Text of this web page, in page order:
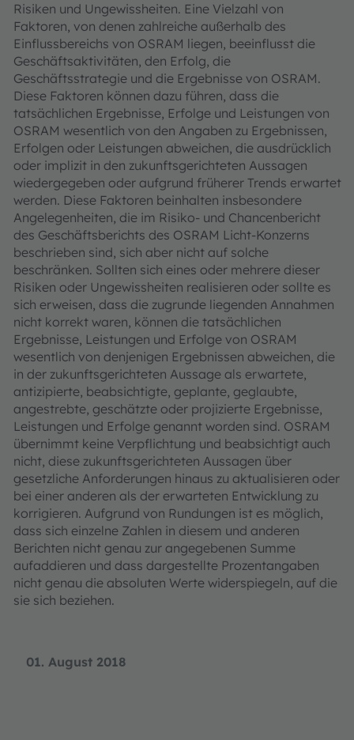
01. August 2018
Risiken und Ungewissheiten. Eine Vielzahl von
Faktoren, von denen zahlreiche außerhalb des
Einflussbereichs von OSRAM liegen, beeinflusst die
Geschäftsaktivitäten, den Erfolg, die
Geschäftsstrategie und die Ergebnisse von OSRAM.
Diese Faktoren können dazu führen, dass die
tatsächlichen Ergebnisse, Erfolge und Leistungen von
OSRAM wesentlich von den Angaben zu Ergebnissen,
Erfolgen oder Leistungen abweichen, die ausdrücklich
oder implizit in den zukunftsgerichteten Aussagen
wiedergegeben oder aufgrund früherer Trends erwartet
werden. Diese Faktoren beinhalten insbesondere
Angelegenheiten, die im Risiko- und Chancenbericht
des Geschäftsberichts des OSRAM Licht-Konzerns
beschrieben sind, sich aber nicht auf solche
beschränken. Sollten sich eines oder mehrere dieser
Risiken oder Ungewissheiten realisieren oder sollte es
sich erweisen, dass die zugrunde liegenden Annahmen
nicht korrekt waren, können die tatsächlichen
Ergebnisse, Leistungen und Erfolge von OSRAM
wesentlich von denjenigen Ergebnissen abweichen, die
in der zukunftsgerichteten Aussage als erwartete,
antizipierte, beabsichtigte, geplante, geglaubte,
angestrebte, geschätzte oder projizierte Ergebnisse,
Leistungen und Erfolge genannt worden sind. OSRAM
übernimmt keine Verpflichtung und beabsichtigt auch
nicht, diese zukunftsgerichteten Aussagen über
gesetzliche Anforderungen hinaus zu aktualisieren oder
bei einer anderen als der erwarteten Entwicklung zu
korrigieren. Aufgrund von Rundungen ist es möglich,
dass sich einzelne Zahlen in diesem und anderen
Berichten nicht genau zur angegebenen Summe
aufaddieren und dass dargestellte Prozentangaben
nicht genau die absoluten Werte widerspiegeln, auf die
sie sich beziehen.